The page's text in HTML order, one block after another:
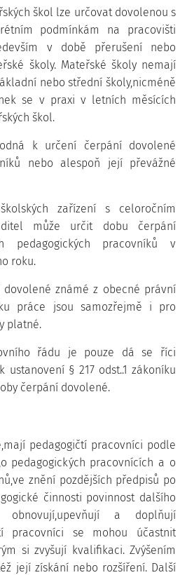
škol lze určovat dovolenou s
podmínkám na pracovišti
v době přerušení nebo
školy. Mateřské školy nemají
nebo střední školy,nicméně
se v praxi v letních měsících
škol.
k určení čerpání dovolené
nebo alespoň její převážné
zařízení s celoročním
může určit dobu čerpání
pedagogických pracovníků v
roku.
dovolené známé z obecné právní
práce jsou samozřejmě i pro
platné.
řádu je pouze dá se říci
§ 217 odst..1 zákoníku
čerpání dovolené.
pedagogičtí pracovníci podle
pedagogických pracovnících a o
znění pozdějších předpisů po
činnosti povinnost dalšího
obnovují,upevňují a doplňují
pracovníci se mohou účastnit
si zvyšují kvalifikaci. Zvýšením
její získání nebo rozšíření. Další